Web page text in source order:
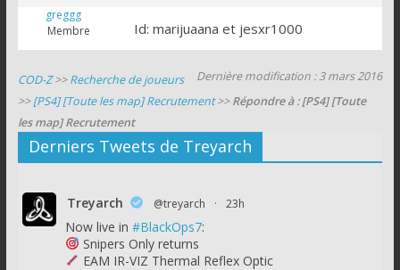
Duty
greggg
Membre
Id: marijuaana et jesxr1000
Dernière modification : 3 mars 2016
COD-Z>>Recherche de joueurs
>>[PS4] [Toute les map] Recrutement>>Répondre à : [PS4] [Toute
les map] Recrutement
Derniers Tweets de Treyarch
Treyarch @treyarch · 23h
Now live in #BlackOps7:
Snipers Only returns
EAM IR-VIZ Thermal Reflex Optic